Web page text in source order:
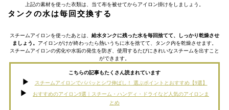
上記の素材を使った衣類は、当て布を被せてからアイロン掛けをしましょう。
タンクの水は毎回交換する
スチームアイロンを使ったあとは、 給水タンクに残った水を毎回捨てて、しっかり乾燥させ
ましょう。 アイロンがけが終わったら熱いうちに水を捨てて、タンク内を乾燥させます。
スチームアイロンの劣化や水垢の発生を防ぎ、使用するたびにきれいなスチームを出すこと
ができます。
こちらの記事もたくさん読まれています
スチームアイロンでパパッとシワ伸ばし！ 選ぶポイントとおすすめ【9選】
おすすめのアイロン9選｜スチーム・ハンディ・ドライなど人気のアイロンま
とめ